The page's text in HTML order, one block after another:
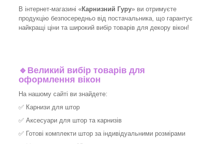
В інтернет-магазині «Карнизний Гуру» ви отримуєте
продукцію безпосередньо від постачальника, що гарантує
найкращі ціни та широкий вибір товарів для декору вікон!​
🔹 Великий вибір товарів для
оформлення вікон
На нашому сайті ви знайдете:
✅ Карнизи для штор
✅ Аксесуари для штор та карнизів
✅ Готові комплекти штор за індивідуальними розмірами